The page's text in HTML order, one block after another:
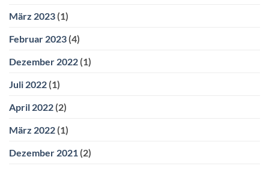
März 2023 (1)
Februar 2023 (4)
Dezember 2022 (1)
Juli 2022 (1)
April 2022 (2)
März 2022 (1)
Dezember 2021 (2)